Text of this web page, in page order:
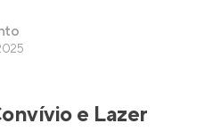
e Lazer